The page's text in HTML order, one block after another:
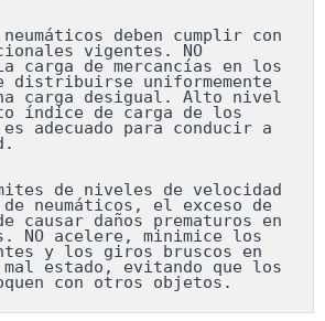
deben cumplir con
vigentes. NO
carga de mercancías en los
distribuirse uniformemente
carga desigual. Alto nivel
índice de carga de los
es adecuado para conducir a
de niveles de velocidad
neumáticos, el exceso de
causar daños prematuros en
NO acelere, minimice los
y los giros bruscos en
estado, evitando que los
con otros objetos.